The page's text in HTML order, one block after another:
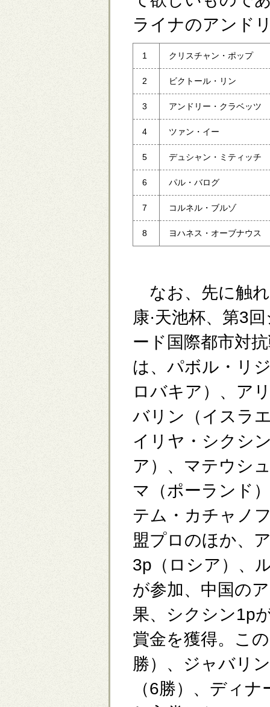
ライナのアンド
1 クリスチャン・ポップ
2 ビクトール・リン
3 アンドリー・クラベッツ
4 ツァン・イー
5 デュシャン・ミティッチ
6 パル・バログ
7 コルネル・ブルゾ
8 ヨハネス・オーブナウス
なお、先に触
康·天池杯、第3
ード国際都市対
は、パボル・リ
ロバキア）、ア
バリン（イスラ
イリヤ・シクシ
ア）、マテウシ
マ（ポーランド
テム・カチャノ
盟プロのほか、
3p（ロシア）、
が参加、中国の
果、シクシン1p
賞金を獲得。こ
勝）、ジャバリ
（6勝）、ディ